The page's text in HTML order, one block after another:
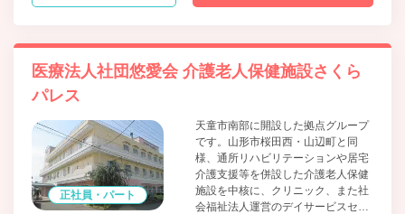
医療法人社団悠愛会 介護老人保健施設さくら
パレス
正社員・パート
天童市南部に開設した拠点グループ
です。山形市桜田西・山辺町と同
様、通所リハビリテーションや居宅
介護支援等を併設した介護老人保健
施設を中核に、クリニック、また社
会福祉法人運営のデイサービスセン